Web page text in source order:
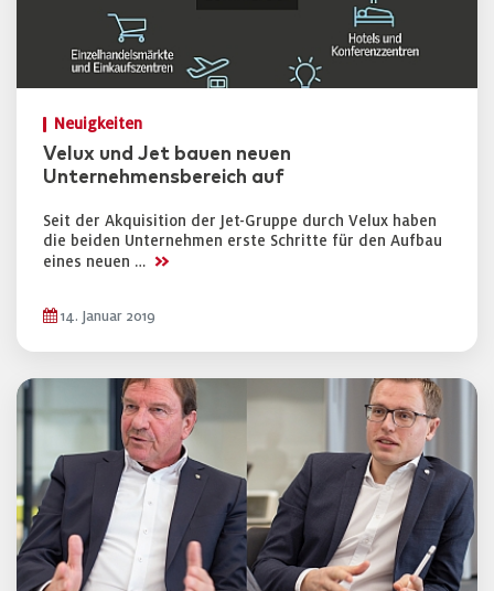
Neuigkeiten
Velux und Jet bauen neuen
Unternehmensbereich auf
Seit der Akquisition der Jet-Gruppe durch Velux haben
die beiden Unternehmen erste Schritte für den Aufbau
eines neuen … >>
14. Januar 2019